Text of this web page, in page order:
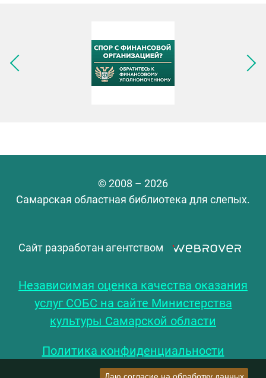
Следующее изображение
© 2008 – 2026
Самарская областная библиотека для слепых.
Сайт разработан агентством
Независимая оценка качества оказания
услуг СОБС на сайте Министерства
культуры Самарской области
Политика конфиденциальности
Даю согласие на обработку данных